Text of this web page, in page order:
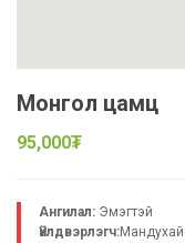
Монгол цамц
95,000₮
Ангилал: Эмэгтэй
Үйлдвэрлэгч: